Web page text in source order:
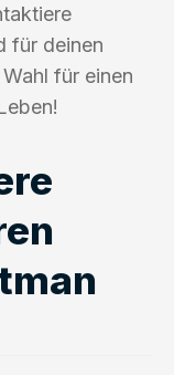
für deinen
für einen